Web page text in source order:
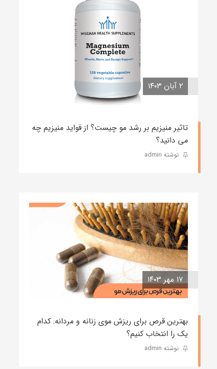
۲ آبان ۱۴۰۳
تاثیر منیزیم بر رشد مو چیست؟ از فواید منیزیم چه
می دانید؟
نوشته admin
۱۷ مهر ۱۴۰۳
بهترین قرص برای ریزش موی زنانه و مردانه: کدام
یک را انتخاب کنیم؟
نوشته admin